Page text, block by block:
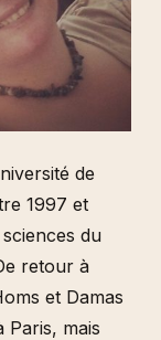
de
1997 et
du
retour à
et Damas
Paris, mais